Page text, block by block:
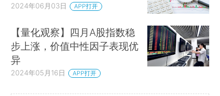
2024年06月03日 APP打开
【量化观察】四月A股指数稳
步上涨，价值中性因子表现优
异
2024年05月16日 APP打开